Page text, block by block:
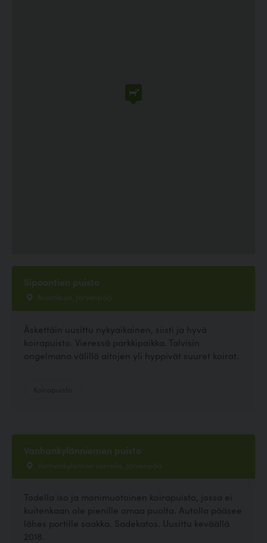
Sipoontien puisto
Nuottikuja, Järvenpää
Äskettäin uusittu nykyaikainen, siisti ja hyvä
koirapuisto. Vieressä parkkipaikka. Talvisin
ongelmana välillä aitojen yli hyppivät suuret koirat.
Vanhankylänniemen puisto
Vanhankyläntien varrella, Järvenpää
Todella iso ja monimuotoinen koirapuisto, jossa ei
kuitenkaan ole pienille omaa puolta. Autolla pääsee
lähes portille saakka. Sadekatos. Uusittu keväällä
2018.